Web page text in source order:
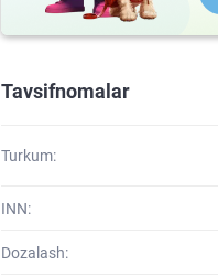
Tavsifnomalar
Turkum:
INN:
Dozalash: